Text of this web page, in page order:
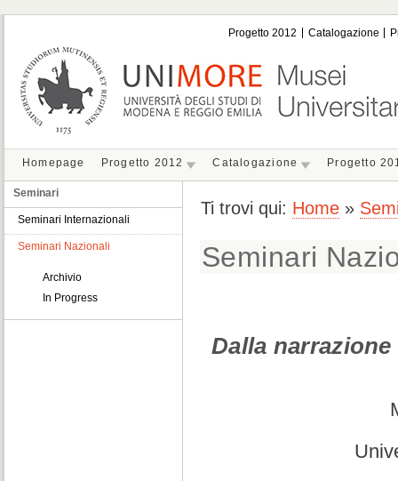
Progetto 2012 Catalogazione
Homepage Progetto 2012 Catalogazione Progetto
Seminari
Seminari Internazionali
Seminari Nazionali
Archivio
In Progress
Ti trovi qui: Home »
Seminari
Dalla